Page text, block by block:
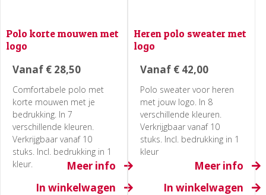
Polo korte mouwen met
logo
Vanaf € 28,50
Meer info
In winkelwagen
Comfortabele polo met
korte mouwen met je
bedrukking. In 7
verschillende kleuren.
Verkrijgbaar vanaf 10
stuks. Incl. bedrukking in 1
kleur.
Heren polo sweater met
logo
Vanaf € 42,00
Meer info
In winkelwagen
Polo sweater voor heren
met jouw logo. In 8
verschillende kleuren.
Verkrijgbaar vanaf 10
stuks. Incl. bedrukking in 1
kleur